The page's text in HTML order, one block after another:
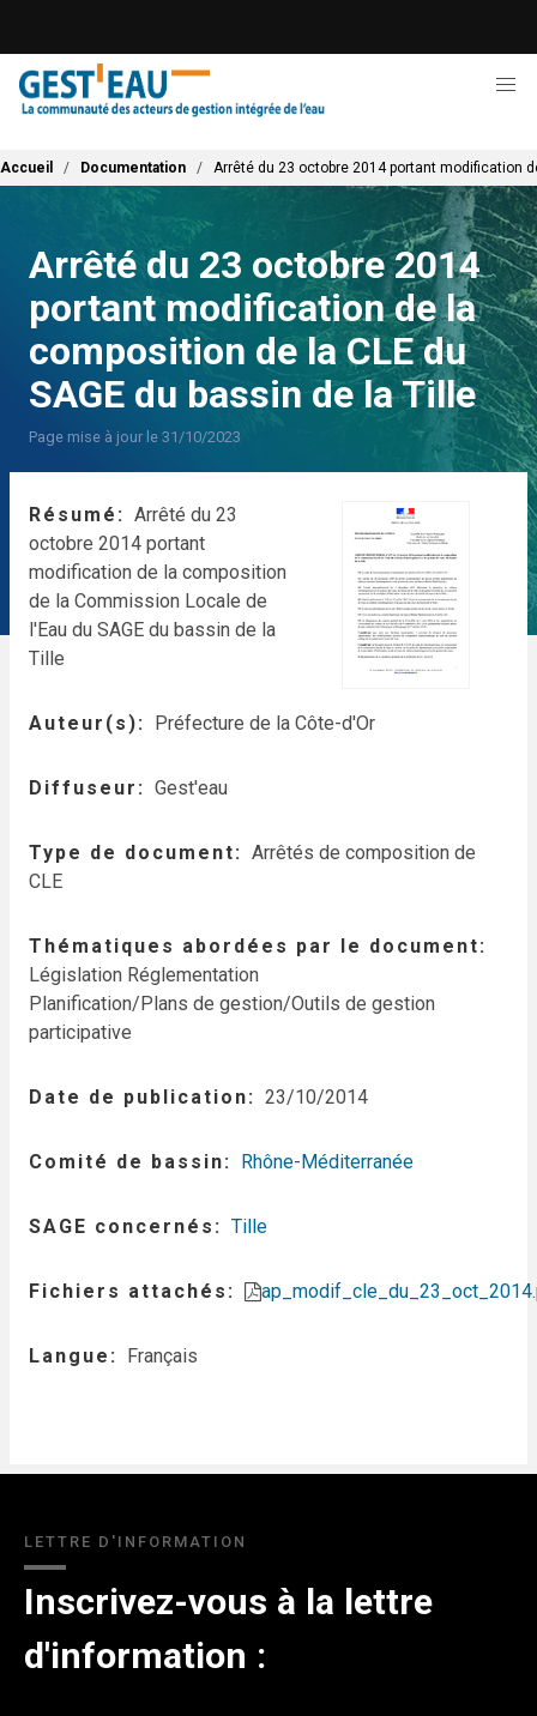
contenu
principal
Fil d'Ariane
Accueil Documentation Arrêté du 23 octobre 2014 portant modification
Arrêté du 23 octobre 2014
portant modification de la
composition de la CLE du
SAGE du bassin de la Tille
Page mise à jour le 31/10/2023
Résumé
Arrêté du 23
octobre 2014 portant
modification de la composition
de la Commission Locale de
l'Eau du SAGE du bassin de la
Tille
Auteur(s) Préfecture de la Côte-d'Or
Diffuseur Gest'eau
Type de document
Arrêtés de composition de
CLE
Thématiques abordées par le document
Législation Réglementation
Planification/Plans de gestion/Outils de gestion
participative
Date de publication 23/10/2014
Comité de bassin Rhône-Méditerranée
SAGE concernés Tille
Fichiers attachés
Langue Français
LETTRE D'INFORMATION
Inscrivez-vous à la lettre
d'information :